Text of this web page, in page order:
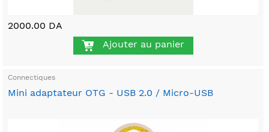
2000.00 DA
Ajouter au panier
Connectiques
Mini adaptateur OTG - USB 2.0 / Micro-USB